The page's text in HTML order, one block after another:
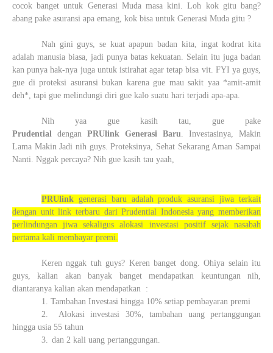
cocok banget untuk Generasi Muda masa kini. Loh kok gitu bang?
abang pake asuransi apa emang, kok bisa untuk Generasi Muda gitu ?
Nah gini guys, se kuat apapun badan kita, ingat kodrat kita
adalah manusia biasa, jadi punya batas kekuatan. Selain itu juga badan
kan punya hak-nya juga untuk istirahat agar tetap bisa vit. FYI ya guys,
gue di proteksi asuransi bukan karena gue mau sakit yaa *amit-amit
deh*, tapi gue melindungi diri gue kalo suatu hari terjadi apa-apa.
Nih yaa gue kasih tau, gue pake
Prudential dengan PRUlink Generasi Baru . Investasinya, Makin
Lama Makin Jadi nih guys. Proteksinya, Sehat Sekarang Aman Sampai
Nanti. Nggak percaya? Nih gue kasih tau yaah,
PRUlink generasi baru adalah produk asuransi jiwa terkait
dengan unit link terbaru dari Prudential Indonesia yang memberikan
perlindungan jiwa sekaligus alokasi investasi positif sejak nasabah
pertama kali membayar premi.
Keren nggak tuh guys? Keren banget dong. Ohiya selain itu
guys, kalian akan banyak banget mendapatkan keuntungan nih,
diantaranya kalian akan mendapatkan
:
1. Tambahan Investasi hingga 10% setiap pembayaran premi
2.
Alokasi investasi 30%, tambahan uang pertanggungan
hingga usia 55 tahun
3.
dan 2 kali uang pertanggungan.